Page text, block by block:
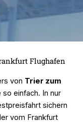
Flughafen
von Trier zum
so einfach. In nur
sichern
vom Frankfurt